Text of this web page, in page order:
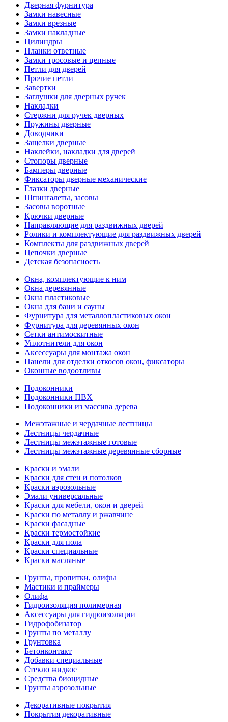
Дверная фурнитура
Замки навесные
Замки врезные
Замки накладные
Цилиндры
Планки ответные
Замки тросовые и цепные
Петли для дверей
Прочие петли
Завертки
Заглушки для дверных ручек
Накладки
Стержни для ручек дверных
Пружины дверные
Доводчики
Защелки дверные
Наклейки, накладки для дверей
Стопоры дверные
Бамперы дверные
Фиксаторы дверные механические
Глазки дверные
Шпингалеты, засовы
Засовы воротные
Крючки дверные
Направляющие для раздвижных дверей
Ролики и комплектующие для раздвижных дверей
Комплекты для раздвижных дверей
Цепочки дверные
Детская безопасность
Окна, комплектующие к ним
Окна деревянные
Окна пластиковые
Окна для бани и сауны
Фурнитура для металлопластиковых окон
Фурнитура для деревянных окон
Сетки антимоскитные
Уплотнители для окон
Аксессуары для монтажа окон
Панели для отделки откосов окон, фиксаторы
Оконные водоотливы
Подоконники
Подоконники ПВХ
Подоконники из массива дерева
Межэтажные и чердачные лестницы
Лестницы чердачные
Лестницы межэтажные готовые
Лестницы межэтажные деревянные сборные
Краски и эмали
Краски для стен и потолков
Краски аэрозольные
Эмали универсальные
Краски для мебели, окон и дверей
Краски по металлу и ржавчине
Краски фасадные
Краски термостойкие
Краски для пола
Краски специальные
Краски масляные
Грунты, пропитки, олифы
Мастики и праймеры
Олифа
Гидроизоляция полимерная
Аксессуары для гидроизоляции
Гидрофобизатор
Грунты по металлу
Грунтовка
Бетонконтакт
Добавки специальные
Стекло жидкое
Средства биоцидные
Грунты аэрозольные
Декоративные покрытия
Покрытия декоративные